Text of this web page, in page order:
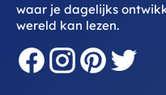
waar je dagelijks
wereld kan lezen.